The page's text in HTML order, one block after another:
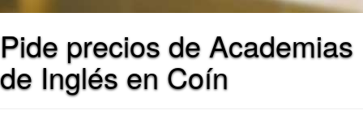
Pide precios de Academias
de Inglés en Coín